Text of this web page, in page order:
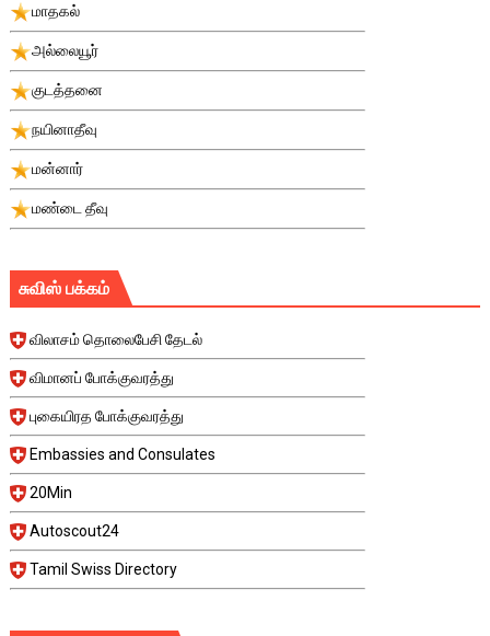
மாதகல்
அல்லையூர்
குடத்தனை
நயினாதீவு
மன்னார்
மண்டை தீவு
சுவிஸ் பக்கம்
விலாசம் தொலைபேசி தேடல்
விமானப் போக்குவரத்து
புகையிரத போக்குவரத்து
Embassies and Consulates
20Min
Autoscout24
Tamil Swiss Directory